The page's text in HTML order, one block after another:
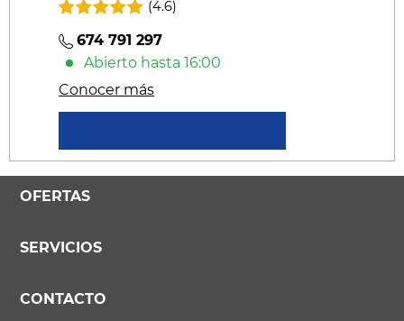
(4.6)
674 791 297
Abierto hasta 16:00
Conocer más
OFERTAS
SERVICIOS
CONTACTO